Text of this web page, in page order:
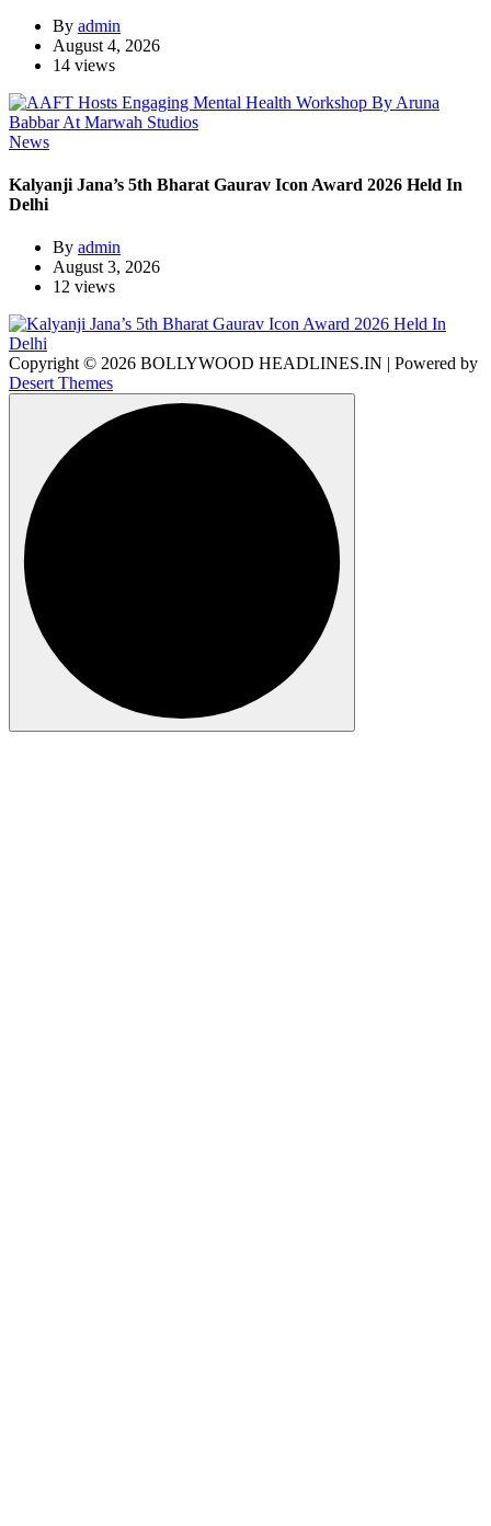
By admin
August 4, 2026
14 views
News
Kalyanji Jana’s 5th Bharat Gaurav Icon Award 2026 Held In
Delhi
By admin
August 3, 2026
12 views
Copyright © 2026 BOLLYWOOD HEADLINES.IN | Powered by
Desert Themes